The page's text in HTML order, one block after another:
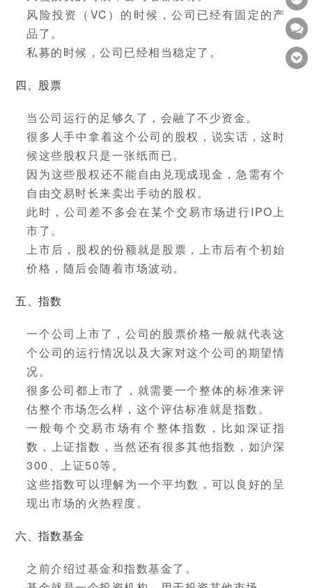
风险投资（VC）的时候，公司已经有固定的产
品了。
私募的时候，公司已经相当稳定了。
四、股票
当公司运行的足够久了，会融了不少资金。
很多人手中拿着这个公司的股权，说实话，这时
候这些股权只是一张纸而已。
因为这些股权还不能自由兑现成现金，急需有个
自由交易时长来卖出手动的股权。
此时，公司差不多会在某个交易市场进行IPO上
市了。
上市后，股权的份额就是股票，上市后有个初始
价格，随后会随着市场波动。
五、指数
一个公司上市了，公司的股票价格一般就代表这
个公司的运行情况以及大家对这个公司的期望情
况。
很多公司都上市了，就需要一个整体的标准来评
估整个市场怎么样，这个评估标准就是指数。
一般每个交易市场有个整体指数，比如深证指
数，上证指数，当然还有很多其他指数，如沪深
300、上证50等。
这些指数可以理解为一个平均数，可以良好的呈
现出市场的火热程度。
六、指数基金
之前介绍过基金和指数基金了。